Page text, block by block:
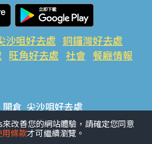
沙咀好去處 銅鑼灣好去處
旺角好去處 社會 餐廳情報
開倉 尖沙咀好去處
荃灣好去處 旺角好去處 社會
改善您的網站體驗，請確定您同意
條款才可繼續瀏覽。